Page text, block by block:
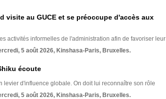
visite au GUCE et se préoccupe d'accès aux
activités informelles de l'administration afin de favoriser leur
5 août 2026, Kinshasa-Paris, Bruxelles.
écoute
levier d'influence globale. On doit lui reconnaître son rôle
5 août 2026, Kinshasa-Paris, Bruxelles.